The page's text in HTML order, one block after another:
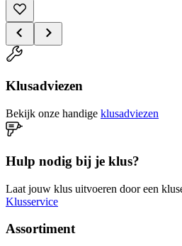
Klusadviezen
Bekijk onze handige klusadviezen
Hulp nodig bij je klus?
Laat jouw klus uitvoeren door een
Klusservice
Assortiment